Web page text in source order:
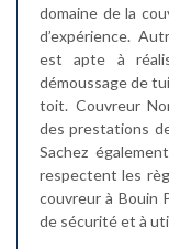
domaine de la
d’expérience.
est apte à
démoussage de
toit. Couvreur
des prestations
Sachez
respectent les
couvreur à Bouin
de sécurité et à